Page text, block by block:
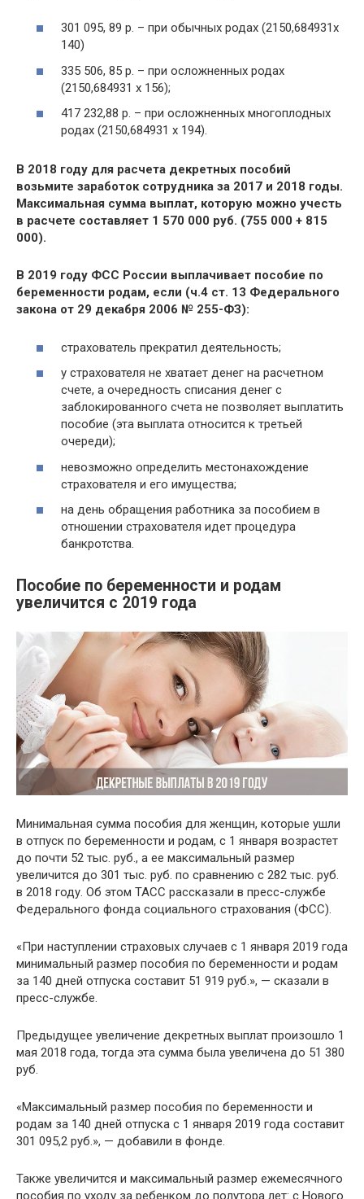
301 095, 89 р. – при обычных родах (2150,684931x
140)
335 506, 85 р. – при осложненных родах
(2150,684931 x 156);
417 232,88 р. – при осложненных многоплодных
родах (2150,684931 x 194).
В 2018 году для расчета декретных пособий
возьмите заработок сотрудника за 2017 и 2018 годы.
Максимальная сумма выплат, которую можно учесть
в расчете составляет 1 570 000 руб. (755 000 + 815
000).
В 2019 году ФСС России выплачивает пособие по
беременности родам, если (ч.4 ст. 13 Федерального
закона от 29 декабря 2006 № 255-ФЗ):
страхователь прекратил деятельность;
у страхователя не хватает денег на расчетном
счете, а очередность списания денег с
заблокированного счета не позволяет выплатить
пособие (эта выплата относится к третьей
очереди);
невозможно определить местонахождение
страхователя и его имущества;
на день обращения работника за пособием в
отношении страхователя идет процедура
банкротства.
Пособие по беременности и родам
увеличится с 2019 года
Минимальная сумма пособия для женщин, которые ушли
в отпуск по беременности и родам, с 1 января возрастет
до почти ​52 тыс. руб., а ее максимальный размер
увеличится до 301 тыс. руб. по сравнению с 282 тыс. руб.
в 2018 году. Об этом ТАСС рассказали в пресс-службе
Федерального фонда социального страхования (ФСС).
«При наступлении страховых случаев с 1 января 2019 года
минимальный размер пособия по беременности и родам
за 140 дней отпуска составит 51 919 руб.», — сказали в
пресс-службе.
Предыдущее увеличение декретных выплат произошло 1
мая 2018 года, тогда эта сумма была увеличена до 51 380
руб.
«Максимальный размер пособия по беременности и
родам за 140 дней отпуска с 1 января 2019 года составит
301 095,2 руб.», — добавили в фонде.​
Также увеличится и максимальный размер ежемесячного
пособия по уходу за ребенком до полутора лет: с Нового